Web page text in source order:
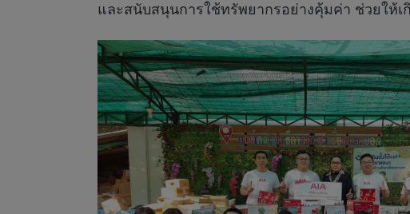
และสนับสนุนการใช้ทรัพยากรอย่างคุ้มค่า ช่วยให้